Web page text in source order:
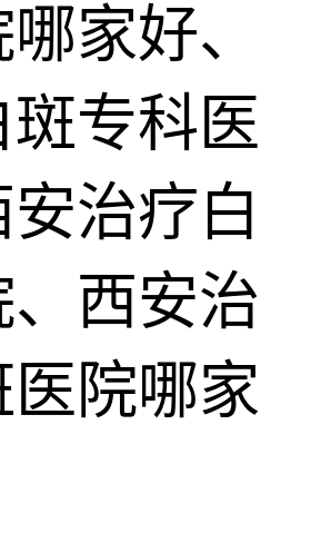
家好、
专科医
安治疗白
西安治
院哪家